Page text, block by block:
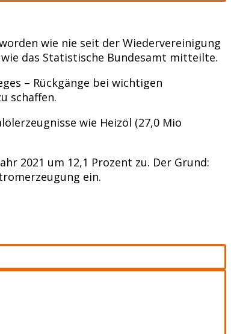
wie nie seit der Wiedervereinigung
das Statistische Bundesamt mitteilte.
– Rückgänge bei wichtigen
schaffen.
wie Heizöl (27,0 Mio
2021 um 12,1 Prozent zu. Der Grund:
ein.